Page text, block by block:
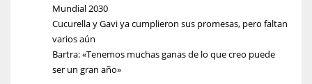
Mundial 2030
Cucurella y Gavi ya cumplieron sus promesas, pero faltan
varios aún
Bartra: «Tenemos muchas ganas de lo que creo puede
ser un gran año»